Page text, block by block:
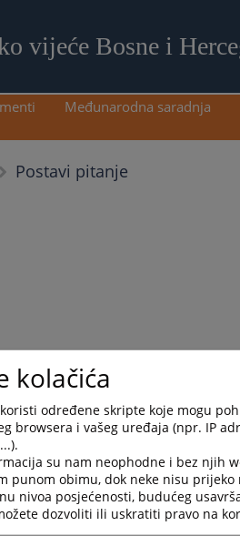
vijeće Bosne i
Međunarodna saradnja
Postavi pitanje
kolačića
određene skripte koje mogu
browsera i vašeg uređaja (npr. IP
su nam neophodne i bez njih
punom obimu, dok neke nisu
nivoa posjećenosti, budućeg
dozvoliti ili uskratiti pravo na